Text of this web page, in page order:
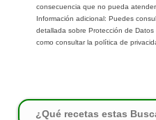
consecuencia que no pueda
Información adicional: Puedes
detallada sobre Protección de
como consultar la política de
Buscar: